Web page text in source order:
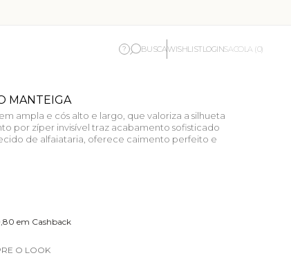
? BUSCAWISHLISTLOGINSACOLA (0)
MANTEIGA
ampla e cós alto e largo, que valoriza a silhueta
por zíper invisível traz acabamento sofisticado
de alfaiataria, oferece caimento perfeito e
em Cashback
O LOOK